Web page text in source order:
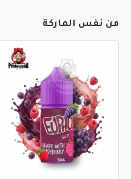
من نفس الماركة